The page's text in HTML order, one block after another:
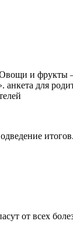
и
для
от всех